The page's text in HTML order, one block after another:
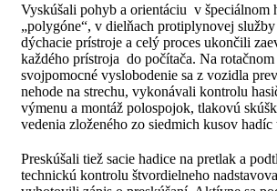
Vyskúšali pohyb a orientáciu v špeciálnom
„polygóne“, v dielňach protiplynovej
dýchacie prístroje a celý proces ukončili
každého prístroja do počítača. Na
svojpomocné vyslobodenie sa z vozidla
nehode na strechu, vykonávali kontrolu
výmenu a montáž polospojok, tlakovú
vedenia zloženého zo siedmich kusov
Preskúšali tiež sacie hadice na pretlak a
technickú kontrolu štvordielneho